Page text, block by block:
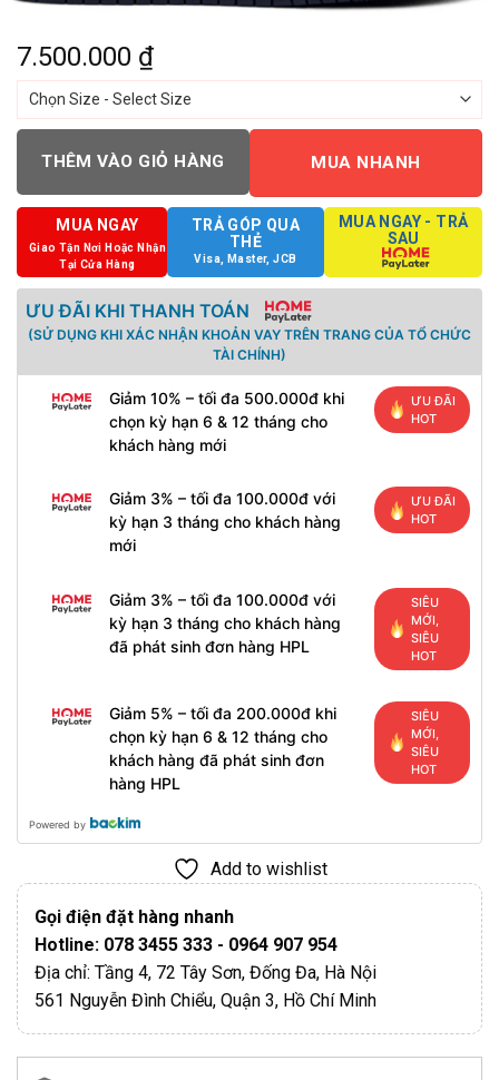
7.500.000 ₫
THÊM VÀO GIỎ HÀNG MUA NHANH
MUA NGAY
Giao Tận Nơi Hoặc Nhận
Tại Cửa Hàng
TRẢ GÓP QUA
THẺ
Visa, Master, JCB
MUA NGAY - TRẢ
SAU
ƯU ĐÃI KHI THANH TOÁN
(SỬ DỤNG KHI XÁC NHẬN KHOẢN VAY TRÊN TRANG CỦA TỔ CHỨC
TÀI CHÍNH)
Giảm 10% – tối đa 500.000đ khi
chọn kỳ hạn 6 & 12 tháng cho
khách hàng mới
ƯU ĐÃI
HOT
Giảm 3% – tối đa 100.000đ với
kỳ hạn 3 tháng cho khách hàng
mới
ƯU ĐÃI
HOT
Giảm 3% – tối đa 100.000đ với
kỳ hạn 3 tháng cho khách hàng
đã phát sinh đơn hàng HPL
SIÊU
MỚI,
SIÊU
HOT
Giảm 5% – tối đa 200.000đ khi
chọn kỳ hạn 6 & 12 tháng cho
khách hàng đã phát sinh đơn
hàng HPL
SIÊU
MỚI,
SIÊU
HOT
Powered by
Add to wishlist
Gọi điện đặt hàng nhanh
Hotline: 078 3455 333 - 0964 907 954
Địa chỉ: Tầng 4, 72 Tây Sơn, Đống Đa, Hà Nội
561 Nguyễn Đình Chiểu, Quận 3, Hồ Chí Minh